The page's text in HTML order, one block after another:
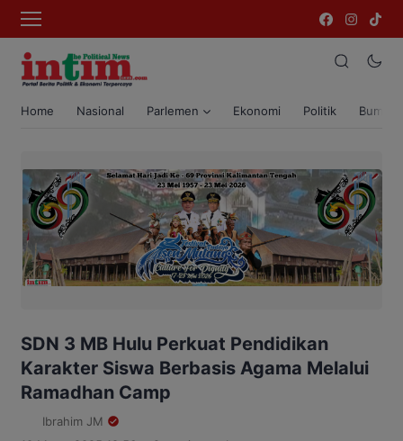
Home Nasional Parlemen Ekonomi Politik Bumi
SDN 3 MB Hulu Perkuat Pendidikan
Karakter Siswa Berbasis Agama Melalui
Ramadhan Camp
Ibrahim JM